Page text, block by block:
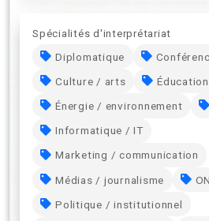
Spécialités d'interprétariat
Diplomatique
Culture / arts
Énergie / environnement
Informatique / IT
Marketing / communication
Médias / journalisme
Politique / institutionnel